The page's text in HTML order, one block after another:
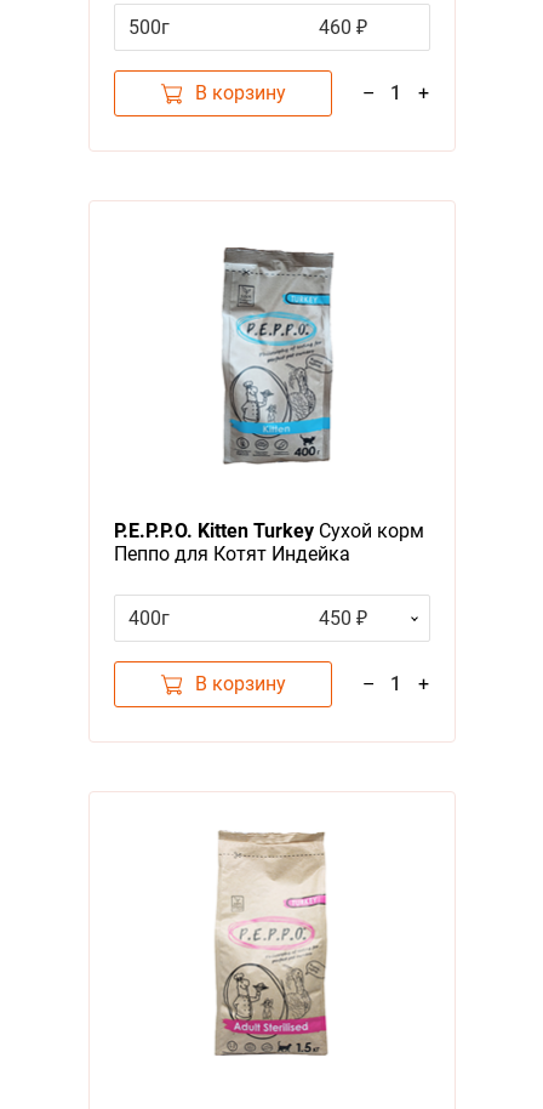
500г
460 ₽
В корзину – 1 +
P.E.P.P.O. Kitten TurkeyСухой корм
Пеппо для Котят Индейка
400г 450 ₽
В корзину – 1 +